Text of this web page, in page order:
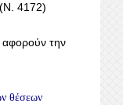
(Ν. 4172)
την
θέσεων